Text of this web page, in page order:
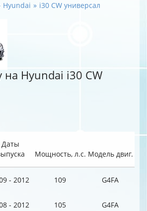
Hyundai i30 CW универсал
на Hyundai i30 CW
Даты
Мощность, л.с. Модель двиг.
- 2012 109 G4FA
- 2012 105 G4FA